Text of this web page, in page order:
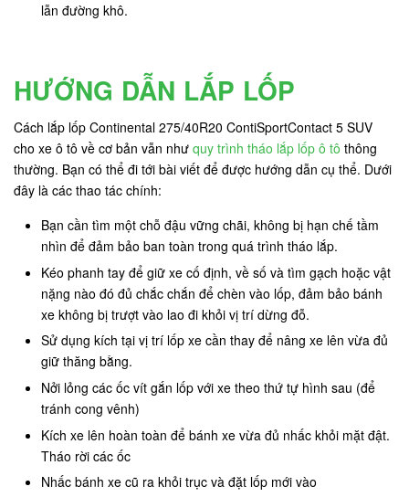
lẫn đường khô.
HƯỚNG DẪN LẮP LỐP
Cách lắp lốp Continental 275/40R20 ContiSportContact 5 SUV
cho xe ô tô về cơ bản vẫn như quy trình tháo lắp lốp ô tô thông
thường. Bạn có thể đi tới bài viết để được hướng dẫn cụ thể. Dưới
đây là các thao tác chính:
Bạn cần tìm một chỗ đậu vững chãi, không bị hạn chế tầm
nhìn để đảm bảo ban toàn trong quá trình tháo lắp.
Kéo phanh tay để giữ xe cố định, về số và tìm gạch hoặc vật
nặng nào đó đủ chắc chắn để chèn vào lốp, đảm bảo bánh
xe không bị trượt vào lao đi khỏi vị trí dừng đỗ.
Sử dụng kích tại vị trí lốp xe cần thay để nâng xe lên vừa đủ
giữ thăng bằng.
Nởi lỏng các ốc vít gắn lốp với xe theo thứ tự hình sau (để
tránh cong vênh)
Kích xe lên hoàn toàn để bánh xe vừa đủ nhấc khỏi mặt đật.
Tháo rời các ốc
Nhấc bánh xe cũ ra khỏi trục và đặt lốp mới vào